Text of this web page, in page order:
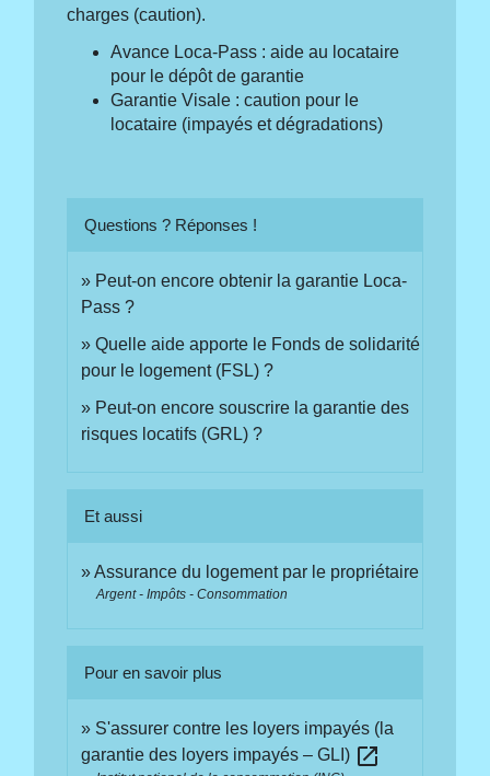
charges (caution).
Avance Loca-Pass : aide au locataire
pour le dépôt de garantie
Garantie Visale : caution pour le
locataire (impayés et dégradations)
Questions ? Réponses !
Peut-on encore obtenir la garantie Loca-
Pass ?
Quelle aide apporte le Fonds de solidarité
pour le logement (FSL) ?
Peut-on encore souscrire la garantie des
risques locatifs (GRL) ?
Et aussi
Assurance du logement par le propriétaire
Argent - Impôts - Consommation
Pour en savoir plus
S'assurer contre les loyers impayés (la
garantie des loyers impayés – GLI) open_in_new